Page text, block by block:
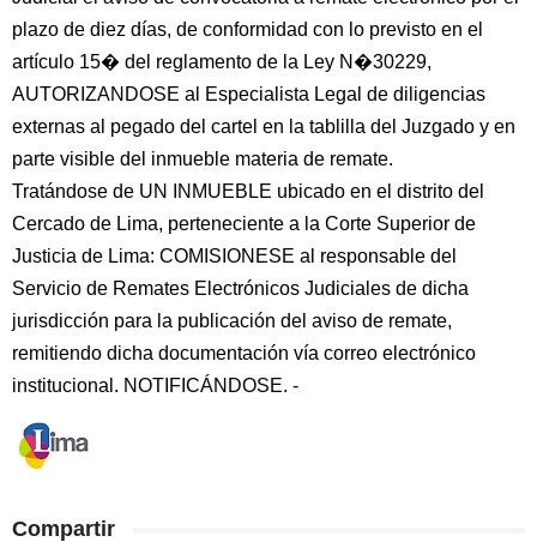
plazo de diez días, de conformidad con lo previsto en el
artículo 15� del reglamento de la Ley N�30229,
AUTORIZANDOSE al Especialista Legal de diligencias
externas al pegado del cartel en la tablilla del Juzgado y en
parte visible del inmueble materia de remate.
Tratándose de UN INMUEBLE ubicado en el distrito del
Cercado de Lima, perteneciente a la Corte Superior de
Justicia de Lima: COMISIONESE al responsable del
Servicio de Remates Electrónicos Judiciales de dicha
jurisdicción para la publicación del aviso de remate,
remitiendo dicha documentación vía correo electrónico
institucional. NOTIFICÁNDOSE. -
Compartir